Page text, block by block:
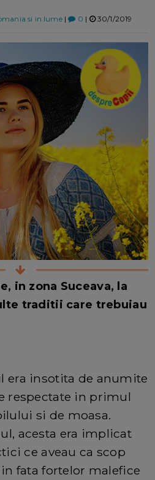
si in lume| 0 | 30/1/2019
in zona Suceava, la
traditii care trebuiau
era insotita de anumite
respectate in primul
si de moasa.
acesta era implicat
ce aveau ca scop
fata fortelor malefice